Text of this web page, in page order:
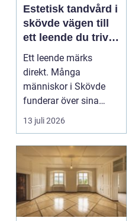
Estetisk tandvård i
skövde vägen till
ett leende du trivs
med
Ett leende märks
direkt. Många
människor i Skövde
funderar över sina
tänder, men skjuter
upp att gör...
13 juli 2026